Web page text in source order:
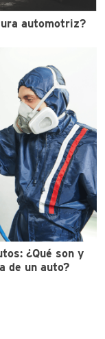
automotriz?
¿Qué son y
de un auto?